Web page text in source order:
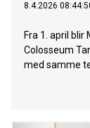
8.4.2026
Fra 1. april
Colosseum
med samme